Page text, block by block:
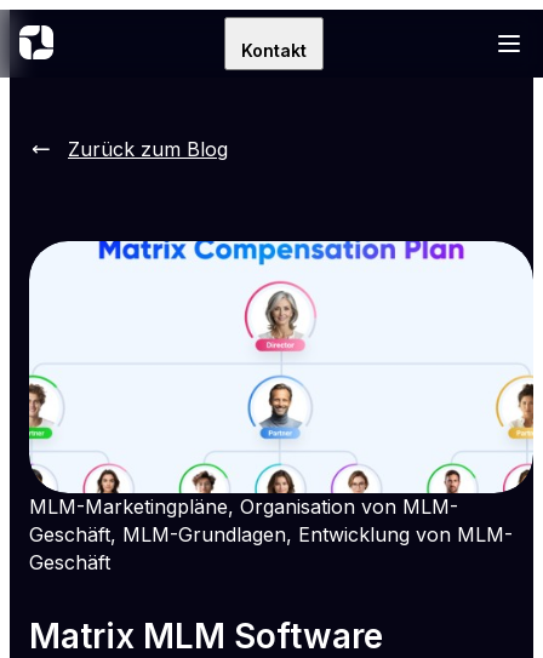
Kontakt
Zurück zum Blog
MLM-Marketingpläne, Organisation von MLM-
Geschäft, MLM-Grundlagen, Entwicklung von MLM-
Geschäft
Matrix MLM Software